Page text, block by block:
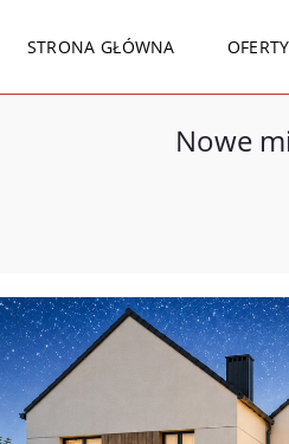
STRONA GŁÓWNA OFERTY
Nowe